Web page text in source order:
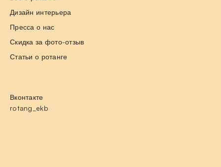
Дизайн интерьера
Пресса о нас
Скидка за фото-отзыв
Статьи о ротанге
Вконтакте
rotang_ekb